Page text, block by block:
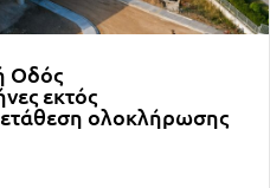
Οδός
εκτός
ολοκλήρωσης